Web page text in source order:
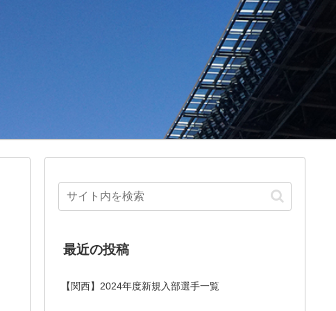
最近の投稿
【関西】2024年度新規入部選手一覧